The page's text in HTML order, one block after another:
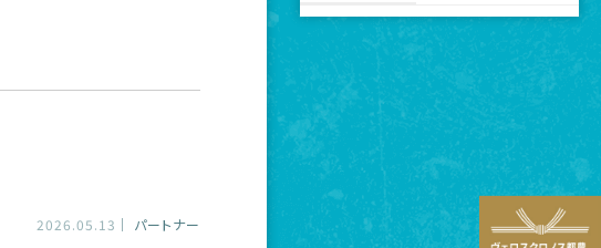
2026.05.13 パートナー